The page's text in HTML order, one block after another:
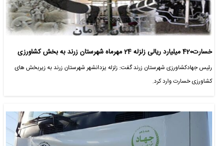
خسارت420 میلیارد ریالی زلزله 24 مهرماه شهرستان زرند به بخش کشاورزی
رئیس جهادکشاورزی شهرستان زرند گفت: زلزله یزدانشهر شهرستان زرند به زیربخش های
کشاورزی خسارت وارد کرد.